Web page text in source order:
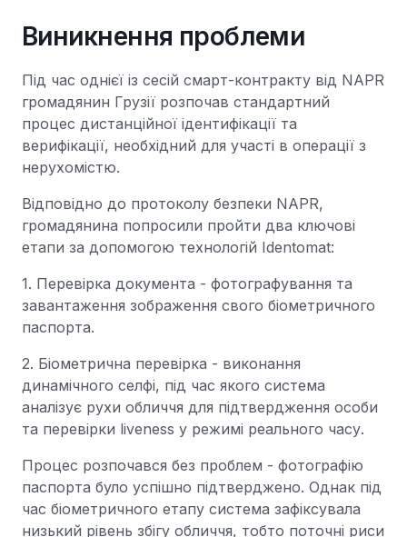
Виникнення проблеми
Під час однієї із сесій смарт-контракту від NAPR
громадянин Грузії розпочав стандартний
процес дистанційної ідентифікації та
верифікації, необхідний для участі в операції з
нерухомістю.
Відповідно до протоколу безпеки NAPR,
громадянина попросили пройти два ключові
етапи за допомогою технологій Identomat:
1. Перевірка документа - фотографування та
завантаження зображення свого біометричного
паспорта.
2. Біометрична перевірка - виконання
динамічного селфі, під час якого система
аналізує рухи обличчя для підтвердження особи
та перевірки liveness у режимі реального часу.
Процес розпочався без проблем - фотографію
паспорта було успішно підтверджено. Однак під
час біометричного етапу система зафіксувала
низький рівень збігу обличчя, тобто поточні риси